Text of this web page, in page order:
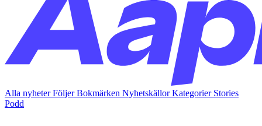
Alla nyheterFöljerBokmärken NyhetskällorKategorier Stories
Podd